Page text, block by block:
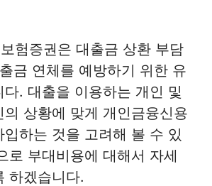
험증권은 대출금 상환 부담
금 연체를 예방하기 위한 유
다. 대출을 이용하는 개인 및
의 상황에 맞게 개인금융신용
입하는 것을 고려해 볼 수 있
로 부대비용에 대해서 자세
하겠습니다.